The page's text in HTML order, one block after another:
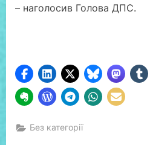
– наголосив Голова ДПС.
Без категорії